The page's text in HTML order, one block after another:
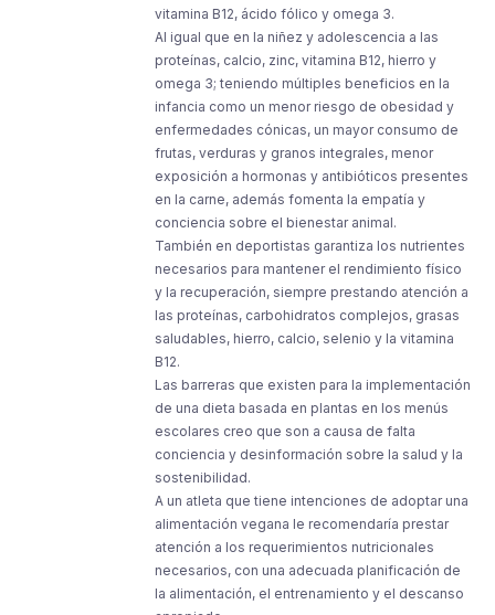
vitamina B12, ácido fólico y omega 3.
Al igual que en la niñez y adolescencia a las
proteínas, calcio, zinc, vitamina B12, hierro y
omega 3; teniendo múltiples beneficios en la
infancia como un menor riesgo de obesidad y
enfermedades cónicas, un mayor consumo de
frutas, verduras y granos integrales, menor
exposición a hormonas y antibióticos presentes
en la carne, además fomenta la empatía y
conciencia sobre el bienestar animal.
También en deportistas garantiza los nutrientes
necesarios para mantener el rendimiento físico
y la recuperación, siempre prestando atención a
las proteínas, carbohidratos complejos, grasas
saludables, hierro, calcio, selenio y la vitamina
B12.
Las barreras que existen para la implementación
de una dieta basada en plantas en los menús
escolares creo que son a causa de falta
conciencia y desinformación sobre la salud y la
sostenibilidad.
A un atleta que tiene intenciones de adoptar una
alimentación vegana le recomendaría prestar
atención a los requerimientos nutricionales
necesarios, con una adecuada planificación de
la alimentación, el entrenamiento y el descanso